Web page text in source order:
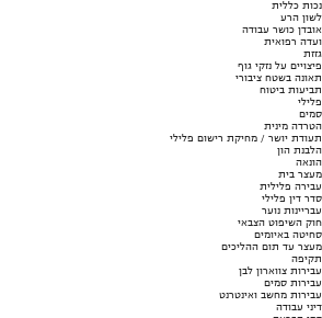
נכות כללית
לשון הרע
אובדן כושר עבודה
ועדה רפואית
גזזת
פיצויים על נזקי גוף
תאונה בשטח ציבורי
תביעות ביטוח
פלילי
סמים
הטרדה מינית
תעודת יושר / מחיקת רישום פלילי
הלבנת הון
הונאה
מעצר בית
עבירה פלילית
סדר דין פלילי
עבריינות נוער
חוק השיפוט הצבאי
סחיטה באיומים
מעצר עד תום ההליכים
תקיפה
עבירות צווארון לבן
עבירות סמים
עבירות מחשב ואינטרנט
דיני עבודה